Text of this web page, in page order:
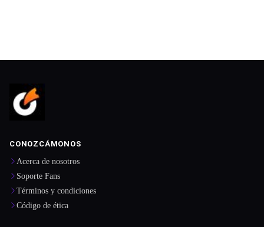
CONOZCÁMONOS
Acerca de nosotros
Soporte Fans
Términos y condiciones
Código de ética